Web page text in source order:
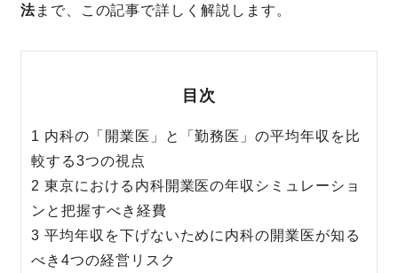
法まで、この記事で詳しく解説します。
目次
1 内科の「開業医」と「勤務医」の平均年収を比
較する3つの視点
2 東京における内科開業医の年収シミュレーショ
ンと把握すべき経費
3 平均年収を下げないために内科の開業医が知る
べき4つの経営リスク